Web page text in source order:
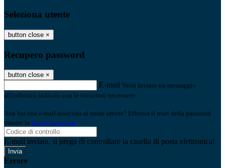
Seleziona utente
button close ×
Recupero password
button close ×
E-mail Verrà inviato un messaggio
all'indirizzo indicato con le istruzioni necessarie.
Non hai una e-mail associata al nome utente? Effettua il reset della password
tramite la Login Spaggiari
E-mail inviata, si prega di controllare la casella di posta elettronica!
Errore